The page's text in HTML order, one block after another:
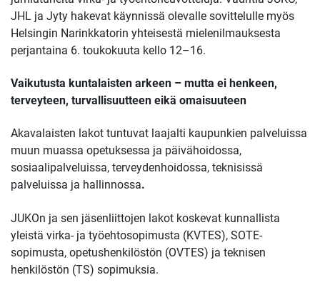
JHL ja Jyty hakevat käynnissä olevalle sovittelulle myös
Helsingin Narinkkatorin yhteisestä mielenilmauksesta
perjantaina 6. toukokuuta kello 12–16.
Vaikutusta kuntalaisten arkeen – mutta ei henkeen,
terveyteen, turvallisuutteen eikä omaisuuteen
Akavalaisten lakot tuntuvat laajalti kaupunkien palveluissa
muun muassa opetuksessa ja päivähoidossa,
sosiaalipalveluissa, terveydenhoidossa, teknisissä
palveluissa ja hallinnossa.
JUKOn ja sen jäsenliittojen lakot koskevat kunnallista
yleistä virka- ja työehtosopimusta (KVTES), SOTE-
sopimusta, opetushenkilöstön (OVTES) ja teknisen
henkilöstön (TS) sopimuksia.